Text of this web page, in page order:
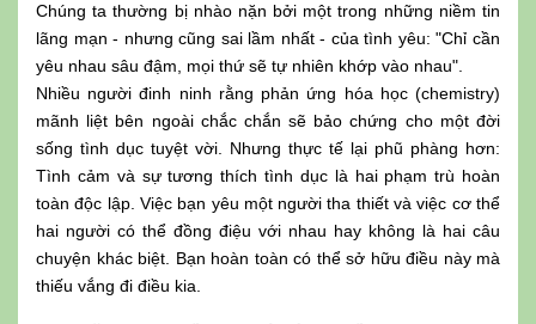
Chúng ta thường bị nhào nặn bởi một trong những niềm tin
lãng mạn - nhưng cũng sai lầm nhất - của tình yêu: "Chỉ cần
yêu nhau sâu đậm, mọi thứ sẽ tự nhiên khớp vào nhau".
Nhiều người đinh ninh rằng phản ứng hóa học (chemistry)
mãnh liệt bên ngoài chắc chắn sẽ bảo chứng cho một đời
sống tình dục tuyệt vời. Nhưng thực tế lại phũ phàng hơn:
Tình cảm và sự tương thích tình dục là hai phạm trù hoàn
toàn độc lập. Việc bạn yêu một người tha thiết và việc cơ thể
hai người có thể đồng điệu với nhau hay không là hai câu
chuyện khác biệt. Bạn hoàn toàn có thể sở hữu điều này mà
thiếu vắng đi điều kia.